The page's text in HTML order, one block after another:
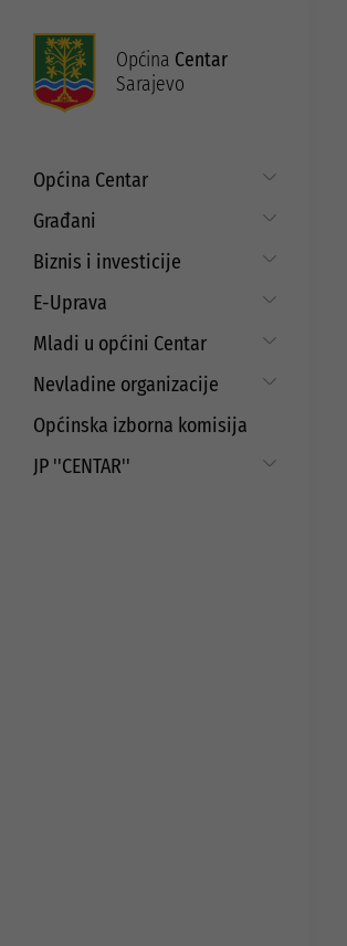
Općina Centar
Sarajevo
Općina Centar
Općinski načelnik
Zakoni i propisi
ISO standardi
Budžet
Građani
Put do prava
Mjesne zajednice
Servisne informacije
Najam i korištenje općinskih
Biznis i investicije
Digitalizacija poslovanja
unaprjeđenje poduzetništva
Refundacija troškova certificiranja
Aktuelni projekti
Strateški dokumenti
E-Uprava
Moj Centar
Mladi u općini Centar
Strategija prema mladima
Javni poziv za dodjelu sredstava za
aktivizam mladih
Nevladine organizacije
Saradnja sa nevladinim
organizacijama
Javni pozivi i konkursi
Općinska izborna komisija
JP ''CENTAR''